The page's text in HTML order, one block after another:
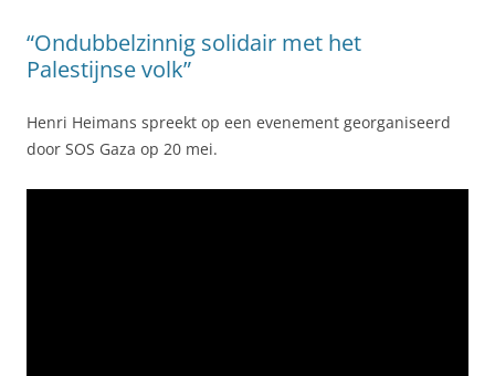
“Ondubbelzinnig solidair met het
Palestijnse volk”
Henri Heimans spreekt op een evenement georganiseerd
door SOS Gaza op 20 mei.